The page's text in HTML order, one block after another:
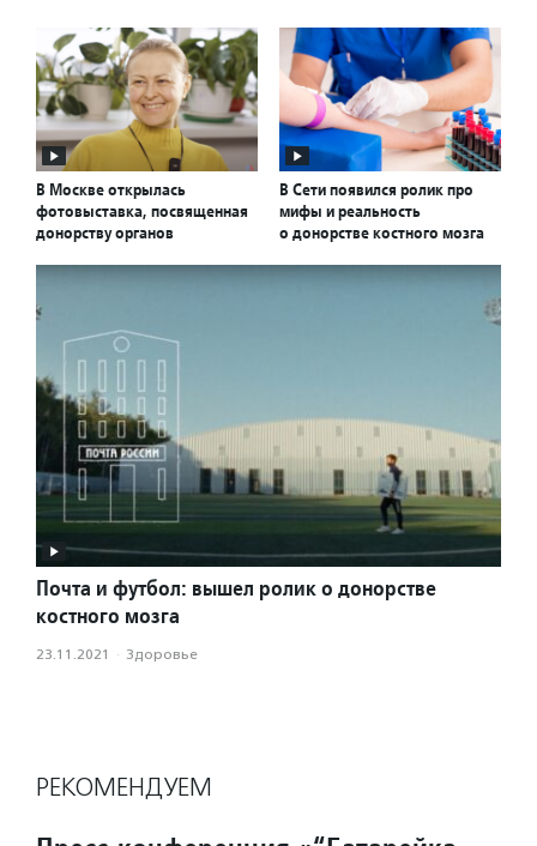
В Москве открылась
фотовыставка, посвященная
донорству органов
В Сети появился ролик про
мифы и реальность
о донорстве костного мозга
Почта и футбол: вышел ролик о донорстве
костного мозга
23.11.2021 · Здоровье
РЕКОМЕНДУЕМ